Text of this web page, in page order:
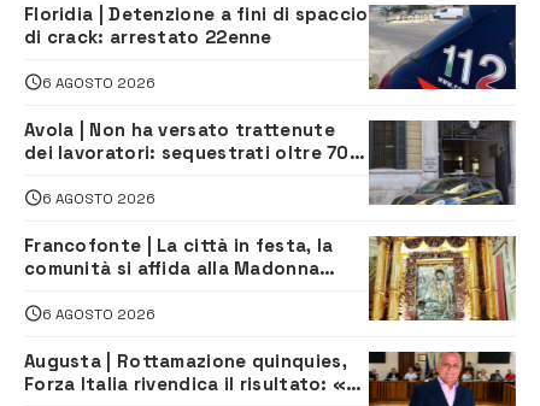
Floridia | Detenzione a fini di spaccio
di crack: arrestato 22enne
6 AGOSTO 2026
Avola | Non ha versato trattenute
dei lavoratori: sequestrati oltre 700
climatizzazione
6 AGOSTO 2026
Francofonte | La città in festa, la
comunità si affida alla Madonna
6 AGOSTO 2026
Augusta | Rottamazione quinquies,
Forza Italia rivendica il risultato: «La